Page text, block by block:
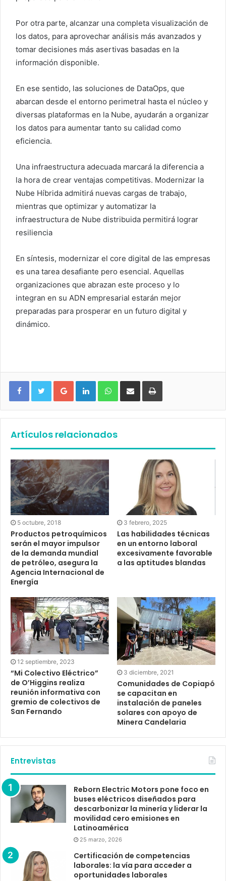
Por otra parte, alcanzar una completa visualización de
los datos, para aprovechar análisis más avanzados y
tomar decisiones más asertivas basadas en la
información disponible.
En ese sentido, las soluciones de DataOps, que
abarcan desde el entorno perimetral hasta el núcleo y
diversas plataformas en la Nube, ayudarán a organizar
los datos para aumentar tanto su calidad como
eficiencia.
Una infraestructura adecuada marcará la diferencia a
la hora de crear ventajas competitivas. Modernizar la
Nube Híbrida admitirá nuevas cargas de trabajo,
mientras que optimizar y automatizar la
infraestructura de Nube distribuida permitirá lograr
resiliencia
En síntesis, modernizar el core digital de las empresas
es una tarea desafiante pero esencial. Aquellas
organizaciones que abrazan este proceso y lo
integran en su ADN empresarial estarán mejor
preparadas para prosperar en un futuro digital y
dinámico.
Google+ LinkedIn WhatsApp
Artículos relacionados
5 octubre, 2018
Productos petroquímicos
serán el mayor impulsor
de la demanda mundial
de petróleo, asegura la
Agencia Internacional de
Energía
3 febrero, 2025
Las habilidades técnicas
en un entorno laboral
excesivamente favorable
a las aptitudes blandas
12 septiembre, 2023
“Mi Colectivo Eléctrico”
de O’Higgins realiza
reunión informativa con
gremio de colectivos de
San Fernando
3 diciembre, 2021
Comunidades de Copiapó
se capacitan en
instalación de paneles
solares con apoyo de
Minera Candelaria
Entrevistas
Reborn Electric Motors pone foco en
buses eléctricos diseñados para
descarbonizar la minería y liderar la
movilidad cero emisiones en
Latinoamérica
25 marzo, 2026
Certificación de competencias
laborales: la vía para acceder a
oportunidades laborales